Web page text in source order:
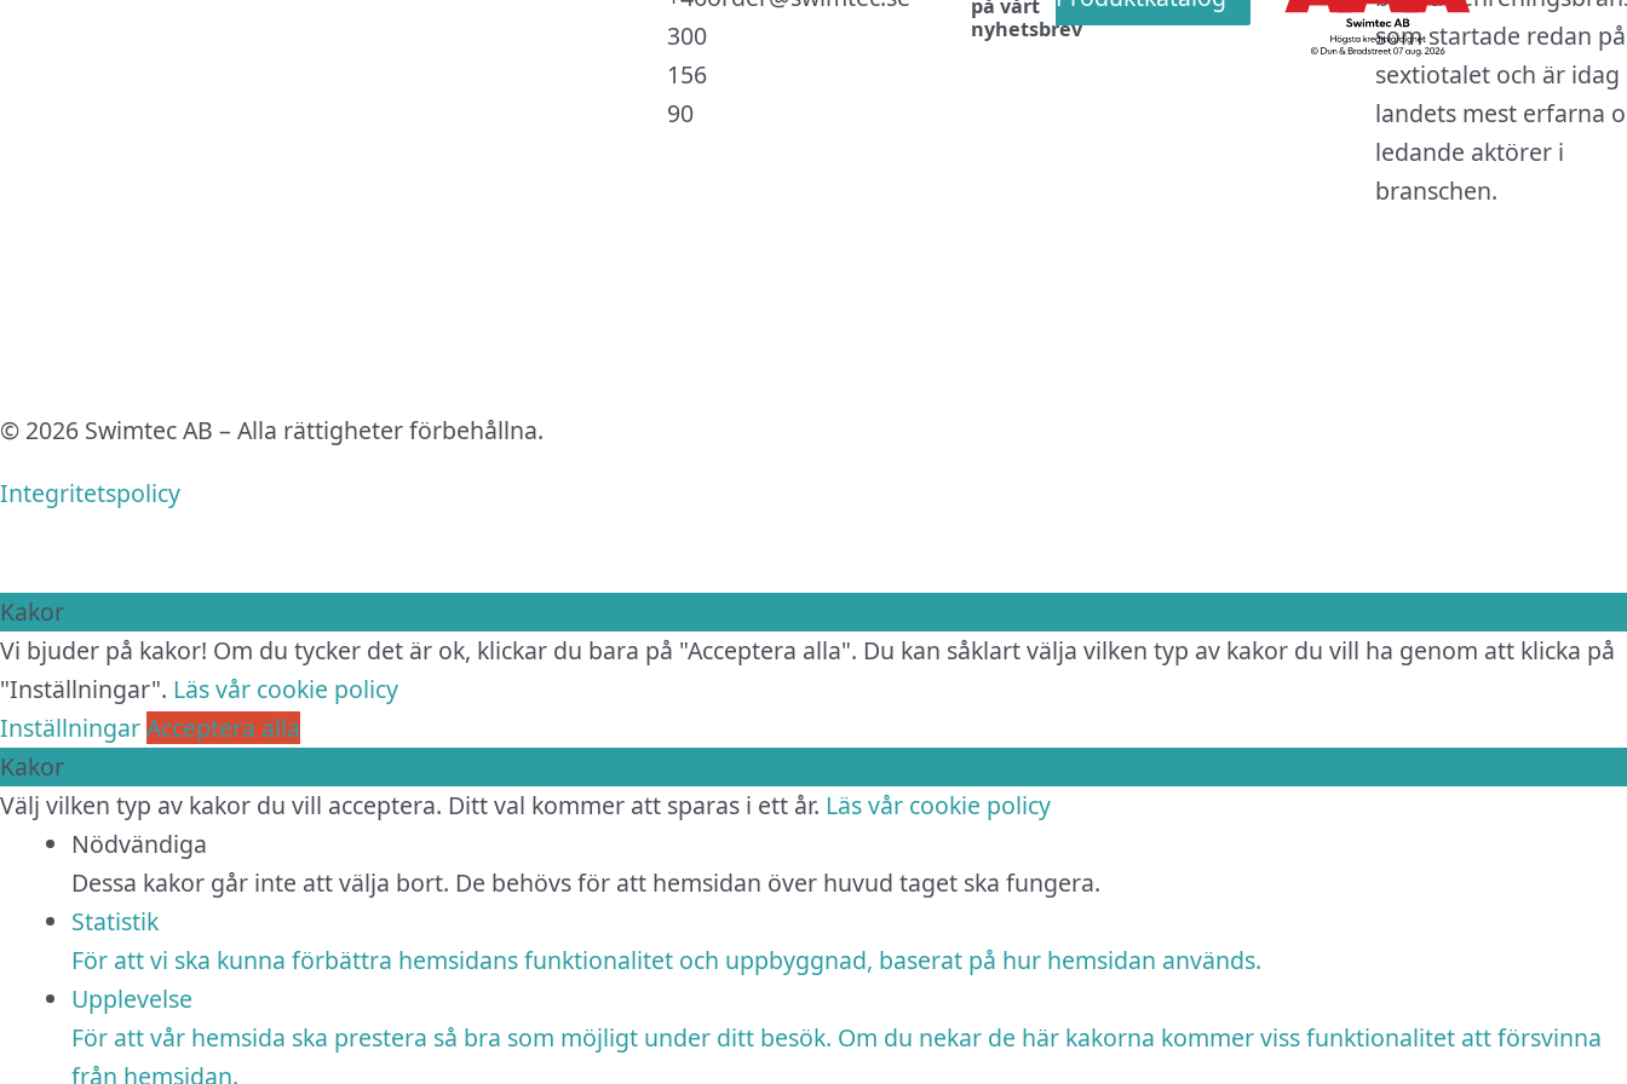
som startade redan på
sextiotalet och är idag
landets mest erfarna
ledande aktörer i
branschen.
300
156
90
på vårt
nyhetsbrev
© 2026 Swimtec AB – Alla rättigheter förbehållna.
Integritetspolicy
Kakor
Vi bjuder på kakor! Om du tycker det är ok, klickar du bara på "Acceptera alla". Du kan såklart välja vilken typ av kakor du vill ha genom att klicka på
"Inställningar". Läs vår cookie policy
InställningarAcceptera alla
Kakor
Välj vilken typ av kakor du vill acceptera. Ditt val kommer att sparas i ett år. Läs vår cookie policy
Nödvändiga
Dessa kakor går inte att välja bort. De behövs för att hemsidan över huvud taget ska fungera.
Statistik
För att vi ska kunna förbättra hemsidans funktionalitet och uppbyggnad, baserat på hur hemsidan används.
Upplevelse
För att vår hemsida ska prestera så bra som möjligt under ditt besök. Om du nekar de här kakorna kommer viss funktionalitet att försvinna
från hemsidan.